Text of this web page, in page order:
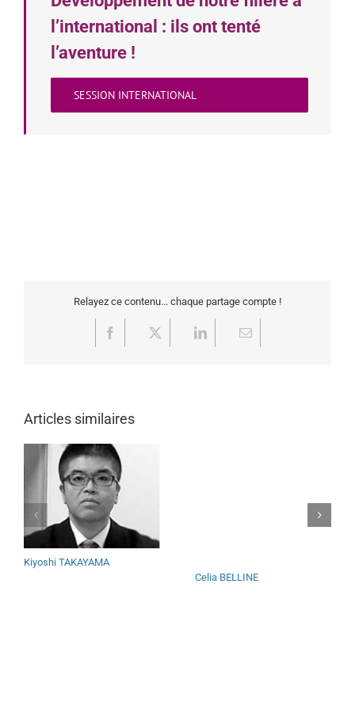
l’international : ils ont tenté
l’aventure !
SESSION INTERNATIONAL
Relayez ce contenu... chaque partage compte !
Facebook LinkedInEmail
Articles similaires
Kiyoshi TAKAYAMA
Celia BELLINE